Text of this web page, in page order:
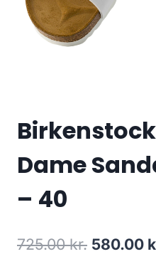
Dame
– 40
725.00kr. Original
580.00